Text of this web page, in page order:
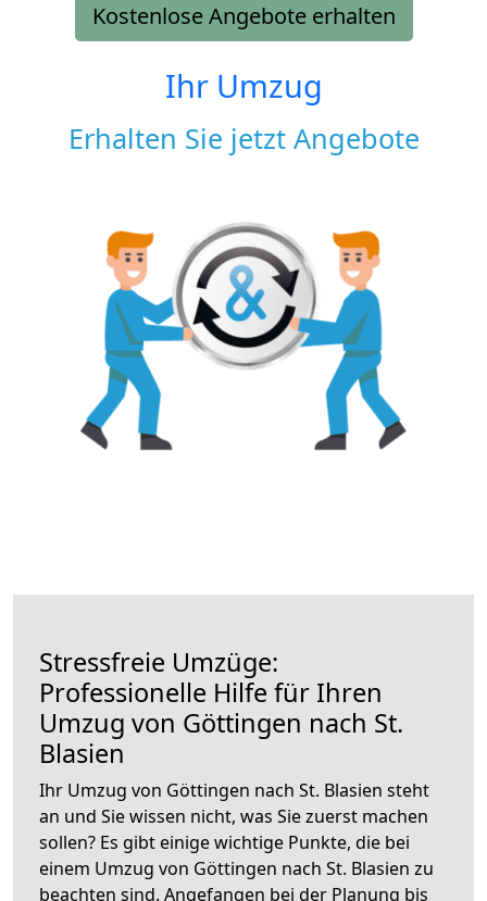
Kostenlose Angebote erhalten
Ihr Umzug
Erhalten Sie jetzt Angebote
Stressfreie Umzüge:
Professionelle Hilfe für Ihren
Umzug von Göttingen nach St.
Blasien
Ihr Umzug von Göttingen nach St. Blasien steht
an und Sie wissen nicht, was Sie zuerst machen
sollen? Es gibt einige wichtige Punkte, die bei
einem Umzug von Göttingen nach St. Blasien zu
beachten sind. Angefangen bei der Planung bis